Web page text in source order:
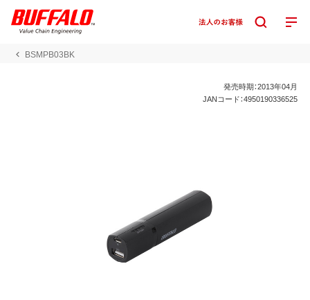
BSMPB03BK
発売時期：2013年04月
JANコード：4950190336525